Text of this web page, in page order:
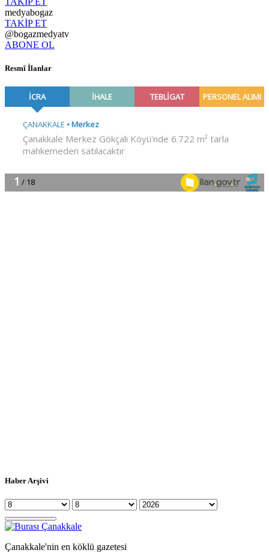
medyabogaz
TAKİP ET
@bogazmedyatv
ABONE OL
Resmî İlanlar
Haber Arşivi
Çanakkale'nin en köklü gazetesi